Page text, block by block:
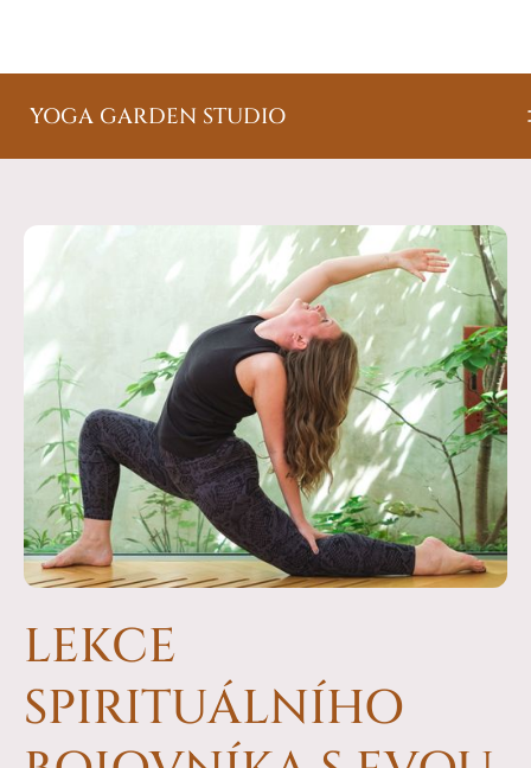
YOGA GARDEN STUDIO
LEKCE
SPIRITUÁLNÍHO